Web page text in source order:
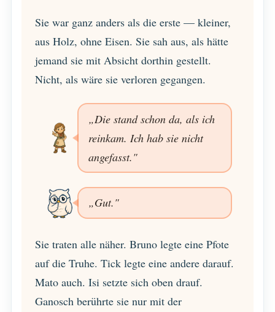
Sie war ganz anders als die erste — kleiner,
aus Holz, ohne Eisen. Sie sah aus, als hätte
jemand sie mit Absicht dorthin gestellt.
Nicht, als wäre sie verloren gegangen.
„Die stand schon da, als ich
reinkam. Ich hab sie nicht
angefasst."
„Gut."
Sie traten alle näher. Bruno legte eine Pfote
auf die Truhe. Tick legte eine andere darauf.
Mato auch. Isi setzte sich oben drauf.
Ganosch berührte sie nur mit der